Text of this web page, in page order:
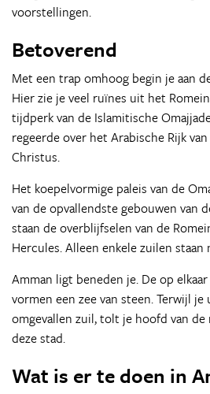
voorstellingen.
Betoverend
Met een trap omhoog begin je aan
Hier zie je veel ruïnes uit het
tijdperk van de Islamitische
regeerde over het Arabische Rijk
Christus.
Het koepelvormige paleis van de
van de opvallendste gebouwen van
staan de overblijfselen van de
Hercules. Alleen enkele zuilen staan
Amman ligt beneden je. De op
vormen een zee van steen. Terwijl
omgevallen zuil, tolt je hoofd van de
deze stad.
Wat is er te doen in